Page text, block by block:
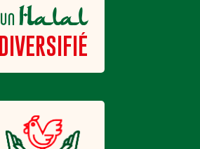
unHalal
DIVERSIFIÉ